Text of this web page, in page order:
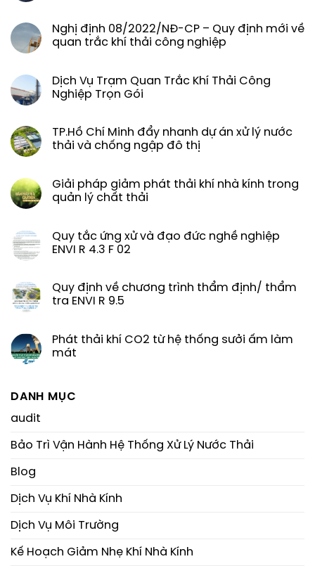
Nghị định 08/2022/NĐ-CP – Quy định mới về
quan trắc khí thải công nghiệp
Dịch Vụ Trạm Quan Trắc Khí Thải Công
Nghiệp Trọn Gói
TP.Hồ Chí Minh đẩy nhanh dự án xử lý nước
thải và chống ngập đô thị
Giải pháp giảm phát thải khí nhà kính trong
quản lý chất thải
Quy tắc ứng xử và đạo đức nghề nghiệp
ENVI R 4.3 F 02
Quy định về chương trình thẩm định/ thẩm
tra ENVI R 9.5
Phát thải khí CO2 từ hệ thống sưởi ấm làm
mát
DANH MỤC
audit
Bảo Trì Vận Hành Hệ Thống Xử Lý Nước Thải
Blog
Dịch Vụ Khí Nhà Kính
Dịch Vụ Môi Trường
Kế Hoạch Giảm Nhẹ Khí Nhà Kính